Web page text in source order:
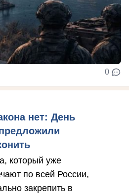
0
нет: День
который уже
по всей России,
закрепить в